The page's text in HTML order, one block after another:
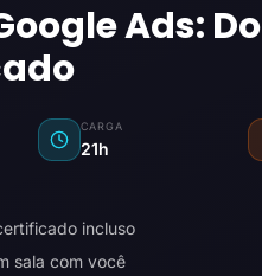
Ads:
CARGA
21h
incluso
sala com você